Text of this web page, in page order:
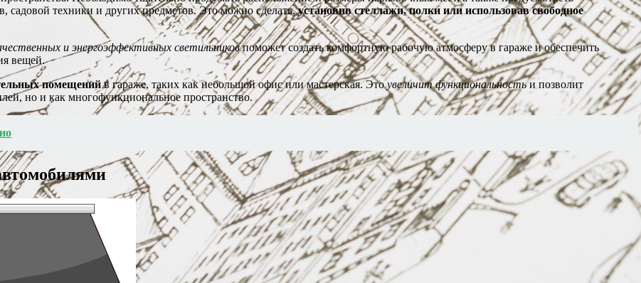
садовой техники и других предметов. Это можно сделать,установив стеллажи, полки или использовав свободное
и энергоэффективных светильниковпоможет создать комфортную рабочую атмосферу в гараже и обеспечить
вещей.
помещенийв гараже, таких как небольшой офис или мастерская. Этоувеличит функциональностьи позволит
но и как многофункциональное пространство.